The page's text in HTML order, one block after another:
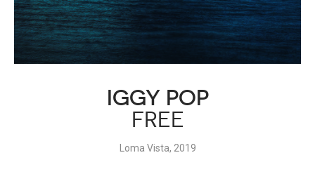
IGGY POP
FREE
Loma Vista, 2019